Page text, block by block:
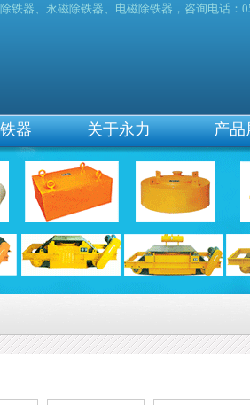
铁器、永磁除铁器、电磁除铁器，咨询电话：
器 关于永力 产品